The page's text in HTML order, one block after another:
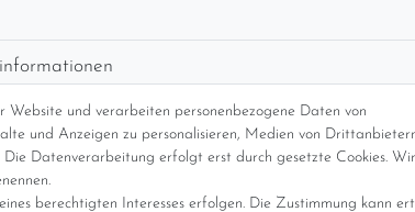
Website und verarbeiten personenbezogene Daten von
und Anzeigen zu personalisieren, Medien von
Datenverarbeitung erfolgt erst durch gesetzte Cookies. Wir
berechtigten Interesses erfolgen. Die Zustimmung kann
per GLS (6,90 Euro) oder DHL (8,49 Euro ) inkl. MwSt.
Lieferung ab 150 Euro Warenwert (innerhalb Deutschlands)
Internationale Versandkosten